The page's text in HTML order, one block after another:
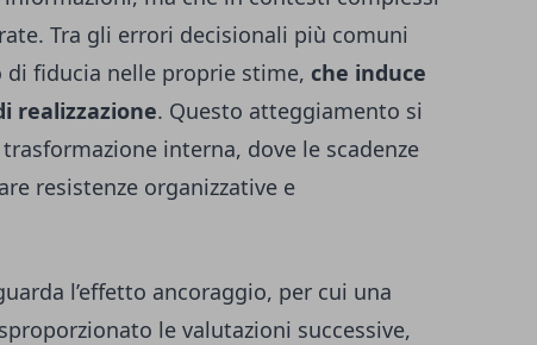
Tra gli errori decisionali più comuni
di fiducia nelle proprie stime, che induce
realizzazione. Questo atteggiamento si
interna, dove le scadenze
resistenze organizzative e
l’effetto ancoraggio, per cui una
le valutazioni successive,